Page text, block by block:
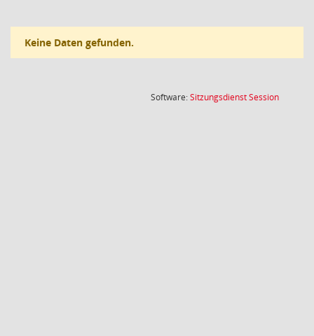
Keine Daten gefunden.
Software:SitzungsdienstSession(Wird in